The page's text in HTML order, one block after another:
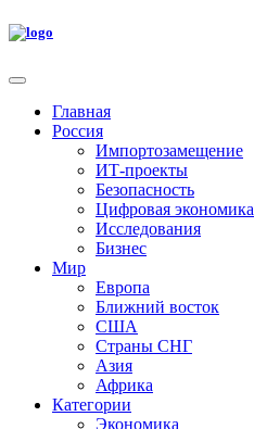
Главная
Россия
Импортозамещение
ИТ-проекты
Безопасность
Цифровая экономика
Исследования
Бизнес
Мир
Европа
Ближний восток
США
Страны СНГ
Азия
Африка
Категории
Экономика